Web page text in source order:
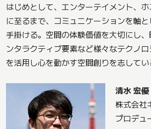
はじめとして、エンターテイメント、
に至るまで、コミュニケーションを軸
手掛ける。空間の体験価値を大切にし
ンタラクティブ要素など様々なテクノ
を活用し心を動かす空間創りを志してい
清水 宏
株式会社
プロデュ